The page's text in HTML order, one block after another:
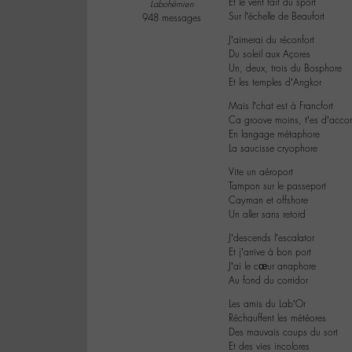
Labohémien
948 messages
Et le vent fait du sport
Sur l’échelle de Beaufort
J’aimerai du réconfort
Du soleil aux Açores
Un, deux, trois du Bosphore
Et les temples d’Angkor
Mais l’chat est à Francfort
Ca groove moins, t’es
En langage métaphore
La saucisse cryophore
Vite un aéroport
Tampon sur le passeport
Cayman et offshore
Un aller sans retord
J’descends l’escalator
Et j’arrive à bon port
J’ai le cœur anaphore
Au fond du corridor
Les amis du Lab’Or
Réchauffent les météores
Des mauvais coups du sort
Et des vies incolores